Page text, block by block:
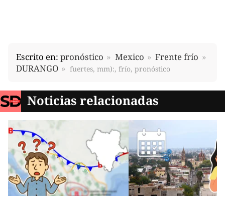
Escrito en: pronóstico Mexico
Frente frío
DURANGO
fuertes, mm):, frío, pronóstico
Noticias relacionadas